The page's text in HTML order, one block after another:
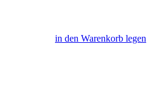
in den Warenkorb legen